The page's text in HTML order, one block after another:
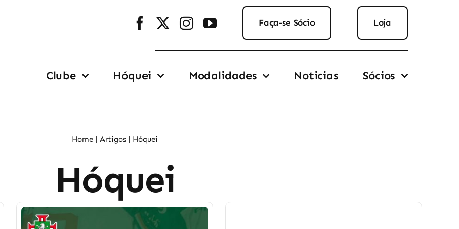
Faça-se Sócio Loja
Clube Hóquei Modalidades Noticias Sócios
Home Artigos Hóquei
Hóquei